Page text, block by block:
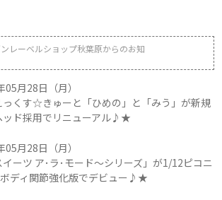
レーベルショップ秋葉原からのお知
05月28日（月）
っくす☆きゅーと「ひめの」と「みう」が新規
ッド採用でリニューアル♪★
05月28日（月）
イーツ ア･ラ･モード～シリーズ」が1/12ピコニ
ディ関節強化版でデビュー♪★